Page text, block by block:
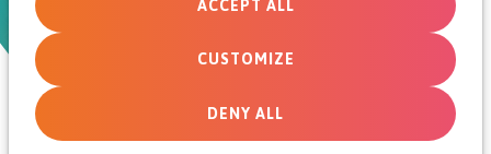
ACCEPT ALL
CUSTOMIZE
DENY ALL